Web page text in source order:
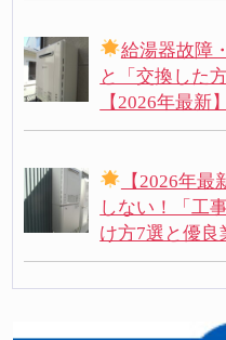
給湯器故障
と「交換した
【2026年最新】
【2026年
しない！「工
け方7選と優